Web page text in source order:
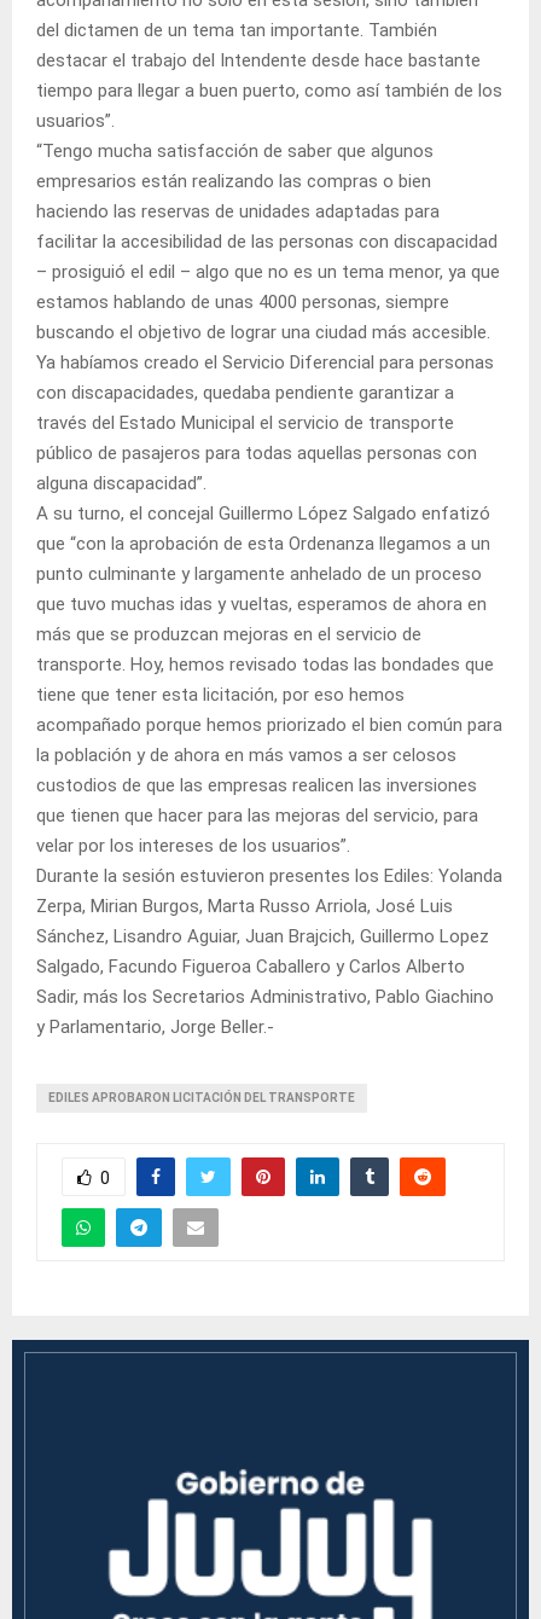
del dictamen de un tema tan importante. También
destacar el trabajo del Intendente desde hace bastante
tiempo para llegar a buen puerto, como así también de los
usuarios”.
“Tengo mucha satisfacción de saber que algunos
empresarios están realizando las compras o bien
haciendo las reservas de unidades adaptadas para
facilitar la accesibilidad de las personas con discapacidad
– prosiguió el edil – algo que no es un tema menor, ya que
estamos hablando de unas 4000 personas, siempre
buscando el objetivo de lograr una ciudad más accesible.
Ya habíamos creado el Servicio Diferencial para personas
con discapacidades, quedaba pendiente garantizar a
través del Estado Municipal el servicio de transporte
público de pasajeros para todas aquellas personas con
alguna discapacidad”.
A su turno, el concejal Guillermo López Salgado enfatizó
que “con la aprobación de esta Ordenanza llegamos a un
punto culminante y largamente anhelado de un proceso
que tuvo muchas idas y vueltas, esperamos de ahora en
más que se produzcan mejoras en el servicio de
transporte. Hoy, hemos revisado todas las bondades que
tiene que tener esta licitación, por eso hemos
acompañado porque hemos priorizado el bien común para
la población y de ahora en más vamos a ser celosos
custodios de que las empresas realicen las inversiones
que tienen que hacer para las mejoras del servicio, para
velar por los intereses de los usuarios”.
Durante la sesión estuvieron presentes los Ediles: Yolanda
Zerpa, Mirian Burgos, Marta Russo Arriola, José Luis
Sánchez, Lisandro Aguiar, Juan Brajcich, Guillermo Lopez
Salgado, Facundo Figueroa Caballero y Carlos Alberto
Sadir, más los Secretarios Administrativo, Pablo Giachino
y Parlamentario, Jorge Beller.-
EDILES APROBARON LICITACIÓN DEL TRANSPORTE
0